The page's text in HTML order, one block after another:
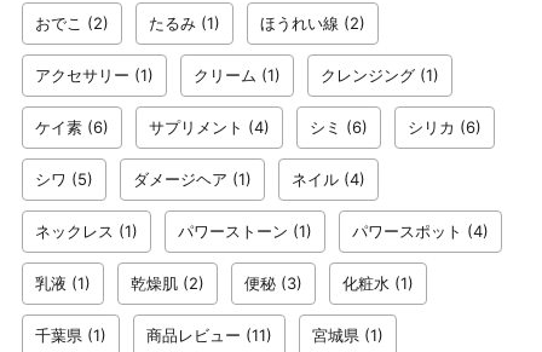
おでこ (2) たるみ (1) ほうれい線 (2)
アクセサリー (1) クリーム (1) クレンジング (1)
ケイ素 (6) サプリメント (4) シミ (6) シリカ (6)
シワ (5) ダメージヘア (1) ネイル (4)
ネックレス (1) パワーストーン (1) パワースポット (4)
乳液 (1) 乾燥肌 (2) 便秘 (3) 化粧水 (1)
千葉県 (1) 商品レビュー (11) 宮城県 (1)